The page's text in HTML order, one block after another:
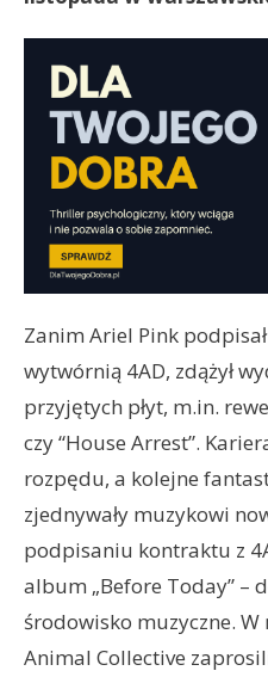
Zanim Ariel Pink
wytwórnią 4AD, zdążył
przyjętych płyt, m.in.
czy “House Arrest”.
rozpędu, a kolejne
zjednywały muzykowi
podpisaniu kontraktu z
album „Before Today” –
środowisko muzyczne.
Animal Collective